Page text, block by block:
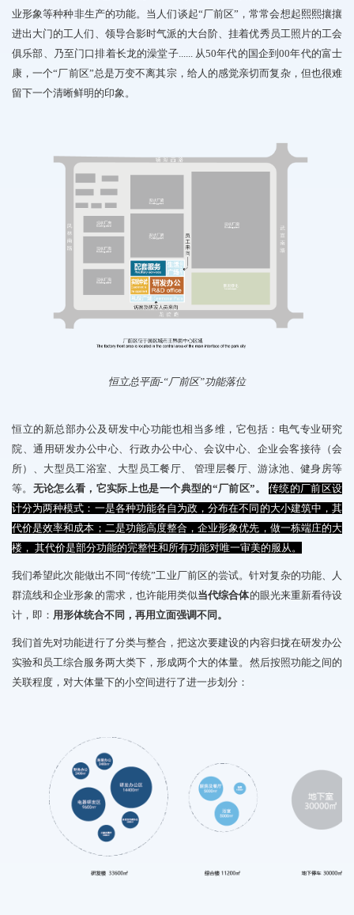
业形象等种种非生产的功能。 当人们谈起“厂前区”，常常会想起熙熙攘攘
进出大门的工人们、领导合影时气派的大台阶、挂着优秀员工照片的工会
俱乐部、乃至门口排着长龙的澡堂子...... 从50年代的国企到00年代的富士
康，一个“厂前区”总是万变不离其宗，给人的感觉亲切而复杂，但也很难
留下一个清晰鲜明的印象。
恒立总平面-“厂前区”功能落位
恒立的新总部办公及研发中心功能也相当多维，它包括： 电气专业研究
院、 通用研发办公中心、行政 办公中心、 会议中心、 企业会客接待 （会
所） 、 大型 员工浴室、 大型 员工餐厅、 管理层餐厅、游泳池、健身房等
等。 无论怎么看，它实际上也是一个典型的“厂前区”。 传统的厂前区设
计分为两种模式：一是各种功能各自为政，分布在不同的大小建筑中，其
代价是效率和成本；二是功能高度整合，企业形象优先，做一栋端庄的大
楼， 其代价是部分功能的完整性和所有功能对唯一审美的服从。
我们希望此次能做出不同“传统”工业厂前区的尝试。针对复杂的功能、人
群流线和企业形象的需求，也许能用类似当代综合体的眼光来重新看待设
计，即： 用形体统合不同，再用立面强调不同。
我们首先对功能进行了分类与整合 ，把这次要建设的内容归拢在研发办公
实验和员工综合服务两大类下， 形成两个大的体量。然后按照功能之间的
关联程度 ， 对大体量下的小空间进行了进一步划分 ：